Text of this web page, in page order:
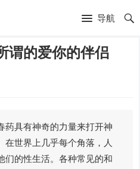
导航
谓的爱你的伴侣
药具有神奇的力量来打开神
在世界上几乎每个角落，人
们的性生活。各种常见的和